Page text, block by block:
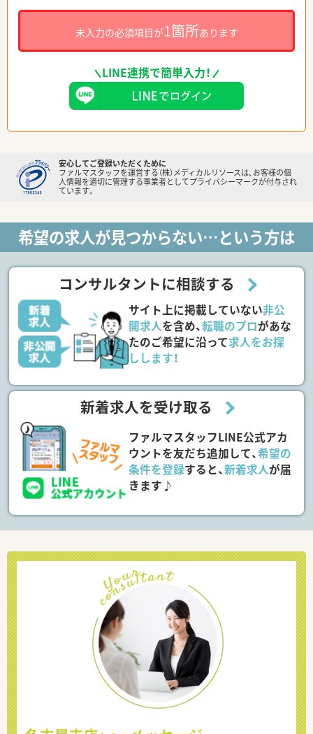
未入力の必須項目が1箇所あります
LINE連携で簡単入力！
安心してご登録いただくために
ファルマスタッフを運営する（株）メディカルリソースは、お客様の個
人情報を適切に管理する事業者としてプライバシーマークが付与され
ています。
希望の求人が見つからない…という方は
コンサルタントに相談する
サイト上に掲載していない非公
開求人を含め、転職のプロがあな
たのご希望に沿って求人をお探
しします！
新着求人を受け取る
ファルマスタッフLINE公式アカ
ウントを友だち追加して、希望の
条件を登録すると、新着求人が届
きます♪